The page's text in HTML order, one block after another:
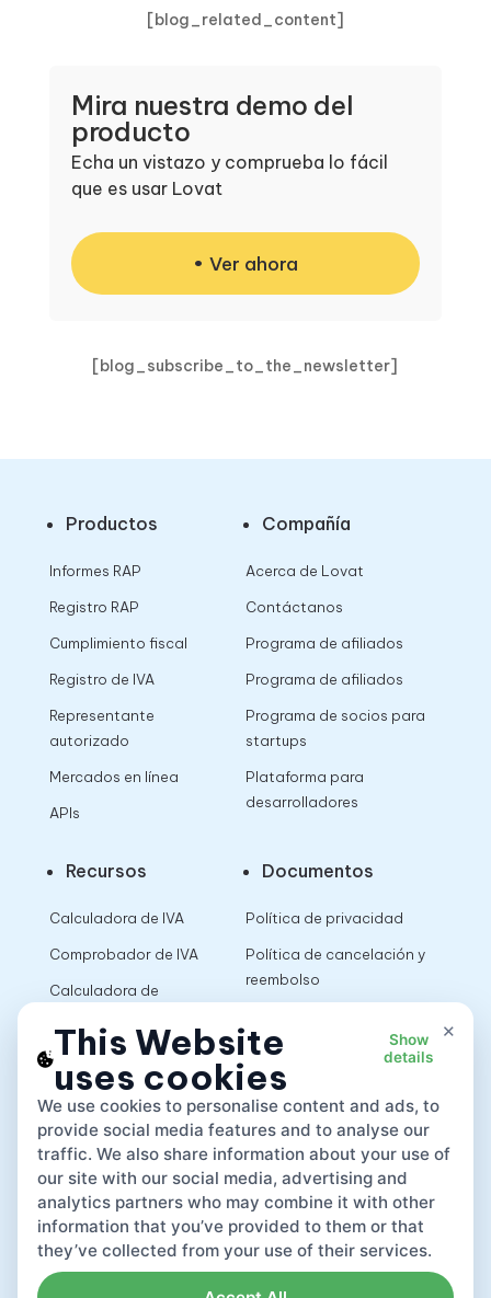
[blog_related_content]
Mira nuestra demo del
producto
Echa un vistazo y comprueba lo fácil
que es usar Lovat
Ver ahora
[blog_subscribe_to_the_newsletter]
Productos
Informes RAP
Registro RAP
Cumplimiento fiscal
Registro de IVA
Representante
autorizado
Mercados en línea
APIs
Compañía
Acerca de Lovat
Contáctanos
Programa de afiliados
Programa de afiliados
Programa de socios para
startups
Plataforma para
desarrolladores
Recursos
Calculadora de IVA
Comprobador de IVA
Calculadora de
ventas
Documentos
Política de privacidad
Política de cancelación y
reembolso
App
×
This Website
uses cookies
Show
details
We use cookies to personalise content and ads, to
provide social media features and to analyse our
traffic. We also share information about your use of
our site with our social media, advertising and
analytics partners who may combine it with other
information that you’ve provided to them or that
they’ve collected from your use of their services.